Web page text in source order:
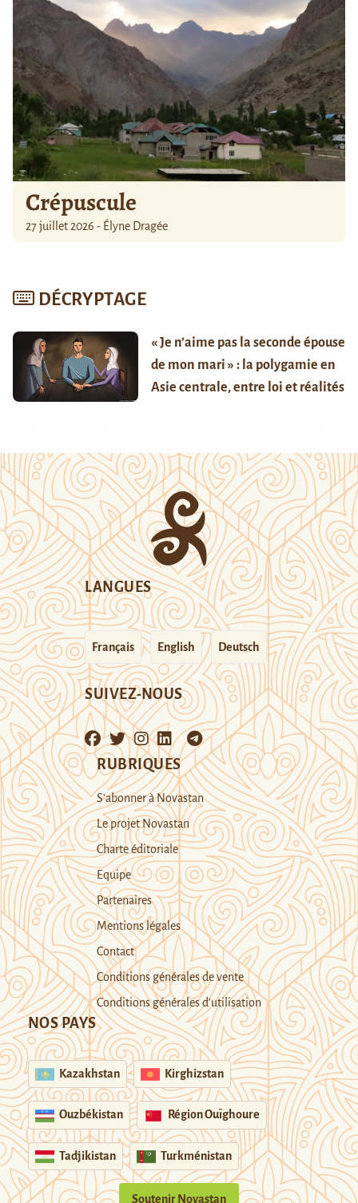
Crépuscule
27 juillet 2026 - Élyne Dragée
DÉCRYPTAGE
« Je n’aime pas la seconde épouse
de mon mari » : la polygamie en
Asie centrale, entre loi et réalités
LANGUES
Français English Deutsch
SUIVEZ-NOUS
RUBRIQUES
S’abonner à Novastan
Le projet Novastan
Charte éditoriale
Equipe
Partenaires
Mentions légales
Contact
Conditions générales de vente
Conditions générales d’utilisation
NOS PAYS
Kazakhstan Kirghizstan
Ouzbékistan Région Ouïghoure
Tadjikistan Turkménistan
Soutenir Novastan